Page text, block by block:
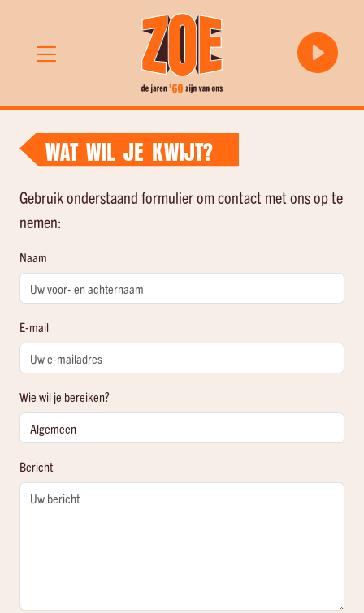
WAT WIL JE KWIJT?
Gebruik onderstaand formulier om contact met ons op te
nemen:
Naam
E-mail
Wie wil je bereiken?
Bericht